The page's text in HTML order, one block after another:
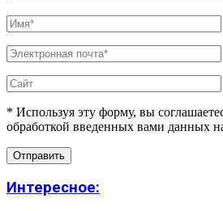
* Используя эту форму, вы
обработкой введенных вами данных
Интересное: